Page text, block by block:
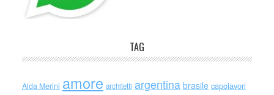
TAG
Alda Merini amore architetti argentina brasile capolavori